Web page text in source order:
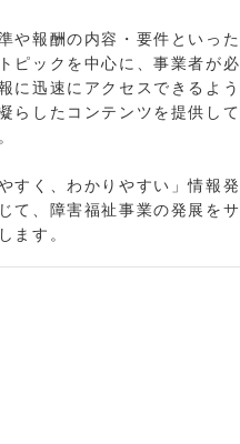
や報酬の内容・要件といった
ピックを中心に、事業者が必
に迅速にアクセスできるよう
らしたコンテンツを提供して
やすく、わかりやすい」情報発
て、障害福祉事業の発展をサ
ます。